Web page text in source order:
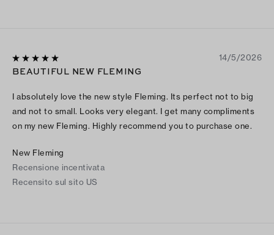
14/5/2026
BEAUTIFUL NEW FLEMING
I absolutely love the new style Fleming. Its perfect not to big
and not to small. Looks very elegant. I get many compliments
on my new Fleming. Highly recommend you to purchase one.
New Fleming
Recensione incentivata
Recensito sul sito US